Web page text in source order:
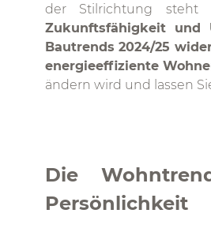
der Stilrichtung steht
Zukunftsfähigkeit und
Bautrends 2024/25
energieeffiziente
ändern wird und lassen
Die
Persönlichkeit